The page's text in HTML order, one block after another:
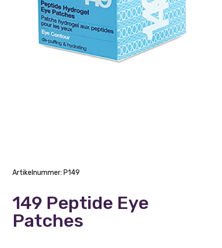
Artikelnummer: P149
149 Peptide Eye
Patches